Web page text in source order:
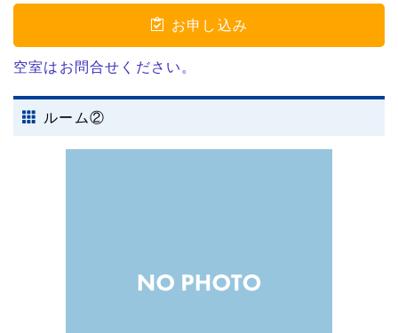
お申し込み
空室はお問合せください。
ルーム②